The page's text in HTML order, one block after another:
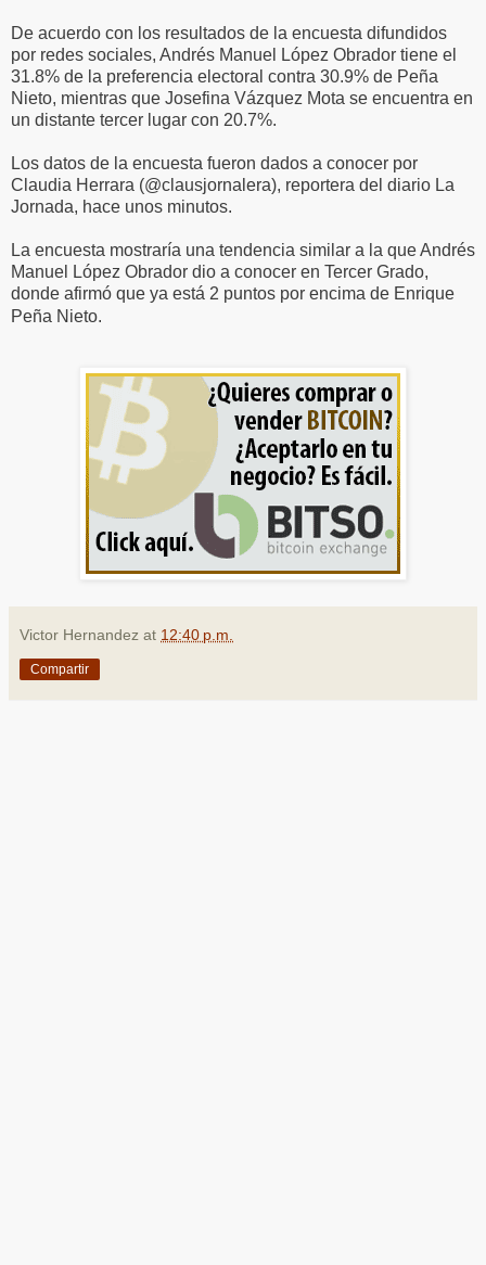
De acuerdo con los resultados de la encuesta difundidos
por redes sociales, Andrés Manuel López Obrador tiene el
31.8% de la preferencia electoral contra 30.9% de Peña
Nieto, mientras que Josefina Vázquez Mota se encuentra en
un distante tercer lugar con 20.7%.
Los datos de la encuesta fueron dados a conocer por
Claudia Herrara (@clausjornalera), reportera del diario La
Jornada, hace unos minutos.
La encuesta mostraría una tendencia similar a la que Andrés
Manuel López Obrador dio a conocer en Tercer Grado,
donde afirmó que ya está 2 puntos por encima de Enrique
Peña Nieto.
Victor Hernandez at 12:40 p.m.
Compartir